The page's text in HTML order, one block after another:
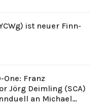
ist neuer Finn-
Franz
Jörg Deimling (SCA)
an Michael